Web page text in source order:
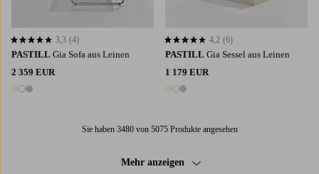
PASTILL Gia Sofa aus Leinen
2 359 EUR
3 Farben
3,3 basierend auf 4 Bewertungen
3,3 (4)
PASTILL Gia Sessel aus Leinen
1 179 EUR
3 Farben
4,2 basierend auf 6 Bewertungen
4,2 (6)
Sie haben 3480 von 5075 Produkte angesehen
Mehr anzeigen